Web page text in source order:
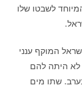
לשבטו שלו
המוקף ענני
לא היתה להם
שתו מים